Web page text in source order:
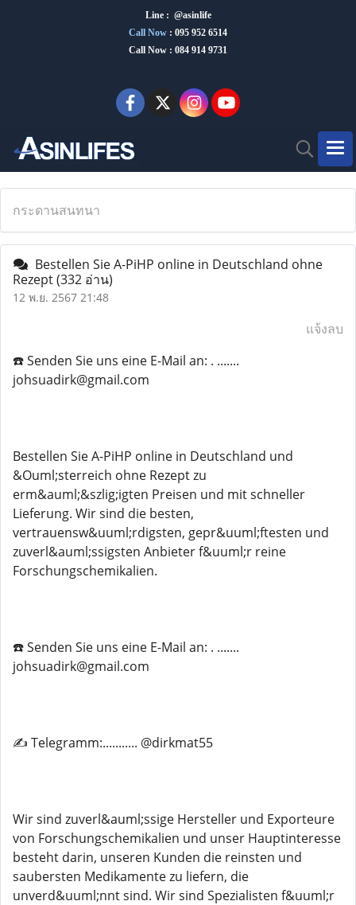
Line : @asinlife
Call Now : 095 952 6514
Call Now : 084 914 9731
กระดานสนทนา
Bestellen Sie A-PiHP online in Deutschland ohne
Rezept(332 อ่าน)
12 พ.ย. 2567 21:48
แจ้งลบ
☎️ Senden Sie uns eine E-Mail an: . .......
johsuadirk@gmail.com
Bestellen Sie A-PiHP online in Deutschland und
&Ouml;sterreich ohne Rezept zu
erm&auml;&szlig;igten Preisen und mit schneller
Lieferung. Wir sind die besten,
vertrauensw&uuml;rdigsten, gepr&uuml;ftesten und
zuverl&auml;ssigsten Anbieter f&uuml;r reine
Forschungschemikalien.
☎️ Senden Sie uns eine E-Mail an: . .......
johsuadirk@gmail.com
✍️ Telegramm:........... @dirkmat55
Wir sind zuverl&auml;ssige Hersteller und Exporteure
von Forschungschemikalien und unser Hauptinteresse
besteht darin, unseren Kunden die reinsten und
saubersten Medikamente zu liefern, die
unverd&uuml;nnt sind. Wir sind Spezialisten f&uuml;r